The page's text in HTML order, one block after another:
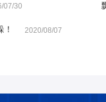
07/30
2020/08/07